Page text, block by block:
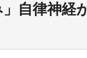
自律神経